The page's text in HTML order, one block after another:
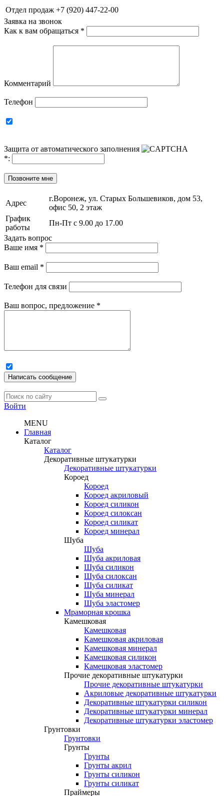
Отдел продаж +7 (920) 447-22-00
Заявка на звонок
Как к вам обращаться *
Комментарий
Телефон
Защита от автоматического заполнения
*:
Позвоните мне
Адрес
г.Воронеж, ул. Старых Большевиков, дом 53,
офис 50, 2 этаж
График
работы
Пн-Пт с 9.00 до 17.00
Задать вопрос
Ваше имя *
Ваш email *
Телефон для связи
Ваш вопрос, предложение *
Написать сообщение
Войти
MENU
Главная
Каталог
Каталог
Декоративные штукатурки
Декоративные штукатурки
Короед
Короед
Короед акриловый
Короед силикон
Короед силоксан
Короед силикат
Короед минерал
Шуба
Шуба
Шуба акриловая
Шуба силикон
Шуба силоксан
Шуба силикат
Шуба минерал
Шуба эластомер
Мраморная крошка
Камешковая
Камешковая
Камешковая акриловая
Камешковая минерал
Камешковая силикон
Камешковая эластомер
Прочие декоративные штукатурки
Прочие декоративные штукатурки
Акриловые декоративные штукатурки
Декоративные штукатурки силикон
Декоративные штукатурки минерал
Декоративные штукатурки эластомер
Грунтовки
Грунтовки
Грунты
Грунты
Грунты акрил
Грунты силикон
Грунты силикат
Праймеры